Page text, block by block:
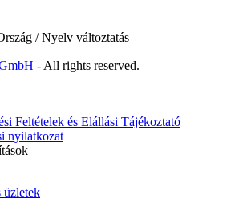
/ Nyelv változtatás
- All rights reserved.
Feltételek és Elállási Tájékoztató
nyilatkozat
üzletek